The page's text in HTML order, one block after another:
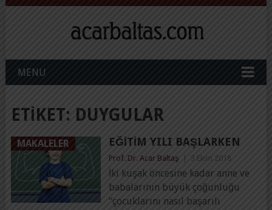
MENU
ETIKET: DUYGULAR
MAKALELER EĞITIM YILI BAŞLARKEN
Prof. Dr. Acar Baltaş 3 Ekim 2018
İki kuşak öncesine kadar anne ve
babalarının büyük çoğunluğu
“çocuklarını nasıl başarılı